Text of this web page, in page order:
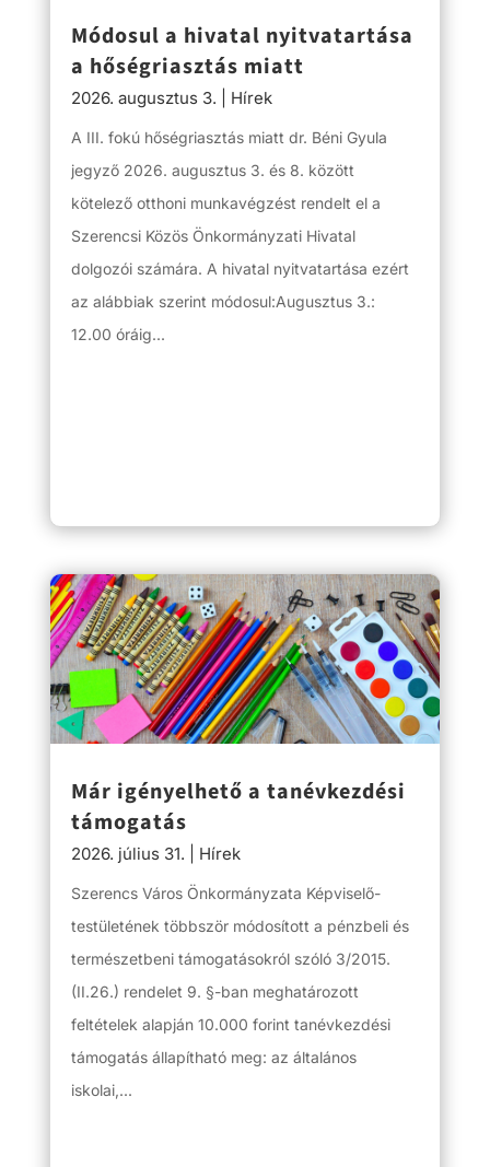
Módosul a hivatal nyitvatartása
a hőségriasztás miatt
2026. augusztus 3. Hírek
A III. fokú hőségriasztás miatt dr. Béni Gyula
jegyző 2026. augusztus 3. és 8. között
kötelező otthoni munkavégzést rendelt el a
Szerencsi Közös Önkormányzati Hivatal
dolgozói számára. A hivatal nyitvatartása ezért
az alábbiak szerint módosul:Augusztus 3.:
12.00 óráig...
Már igényelhető a tanévkezdési
támogatás
2026. július 31. Hírek
Szerencs Város Önkormányzata Képviselő-
testületének többször módosított a pénzbeli és
természetbeni támogatásokról szóló 3/2015.
(II.26.) rendelet 9. §-ban meghatározott
feltételek alapján 10.000 forint tanévkezdési
támogatás állapítható meg: az általános
iskolai,...